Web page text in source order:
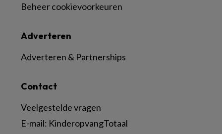
Contact
Veelgestelde vragen
E-mail: KinderopvangTotaal
Adverteren
Adverteren & Partnerships
Beheer cookievoorkeuren